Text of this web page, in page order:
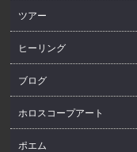
ツアー
ヒーリング
ブログ
ホロスコープアート
ポエム